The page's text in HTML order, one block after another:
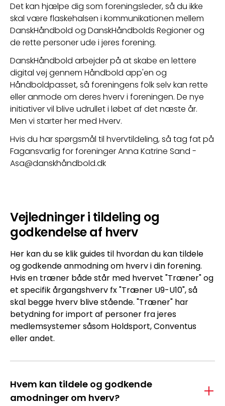
Det kan hjælpe dig som foreningsleder, så du ikke
skal være flaskehalsen i kommunikationen mellem
DanskHåndbold og DanskHåndbolds Regioner og
de rette personer ude i jeres forening.
DanskHåndbold arbejder på at skabe en lettere
digital vej gennem Håndbold app'en og
Håndboldpasset, så foreningens folk selv kan rette
eller anmode om deres hverv i foreningen. De nye
initiativer vil blive udrullet i løbet af det næste år.
Men vi starter her med Hverv.
Hvis du har spørgsmål til hvervtildeling, så tag fat på
Fagansvarlig for foreninger Anna Katrine Sand -
Asa@danskhåndbold.dk
Vejledninger i tildeling og
godkendelse af hverv
Her kan du se klik guides til hvordan du kan tildele
og godkende anmodning om hverv i din forening.
Hvis en træner både står med hvervet "Træner" og
et specifik årgangshverv fx "Træner U9-U10", så
skal begge hverv blive stående. "Træner" har
betydning for import af personer fra jeres
medlemsystemer såsom Holdsport, Conventus
eller andet.
Hvem kan tildele og godkende
amodninger om hverv?